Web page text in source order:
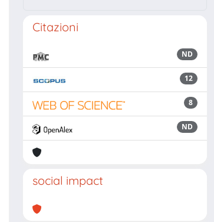
Citazioni
ND
12
8
ND
social impact